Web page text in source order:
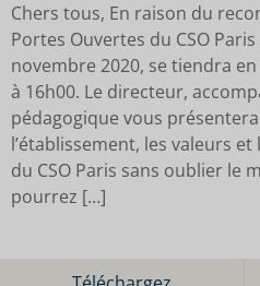
Chers tous, En raison du
Portes Ouvertes du CSO
novembre 2020, se tiendra
à 16h00. Le directeur,
pédagogique vous
l’établissement, les valeurs
du CSO Paris sans oublier le
pourrez […]